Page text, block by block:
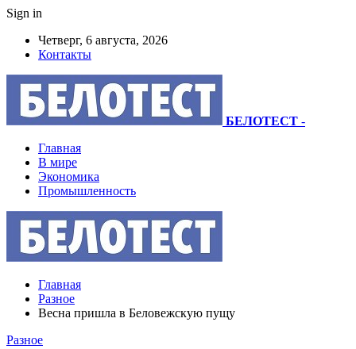
Sign in
Четверг, 6 августа, 2026
Контакты
БЕЛОТЕСТ -
Главная
В мире
Экономика
Промышленность
Главная
Разное
Весна пришла в Беловежскую пущу
Разное